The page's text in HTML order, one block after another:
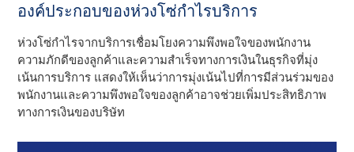
องค์ประกอบของห่วงโซ่กําไรบริการ
ห่วงโซ่กําไรจากบริการเชื่อมโยงความพึงพอใจของพนักงาน
ความภักดีของลูกค้าและความสําเร็จทางการเงินในธุรกิจที่มุ่ง
เน้นการบริการ แสดงให้เห็นว่าการมุ่งเน้นไปที่การมีส่วนร่วมของ
พนักงานและความพึงพอใจของลูกค้าอาจช่วยเพิ่มประสิทธิภาพ
ทางการเงินของบริษัท